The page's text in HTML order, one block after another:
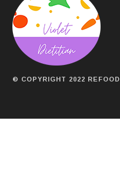
© COPYRIGHT 2022